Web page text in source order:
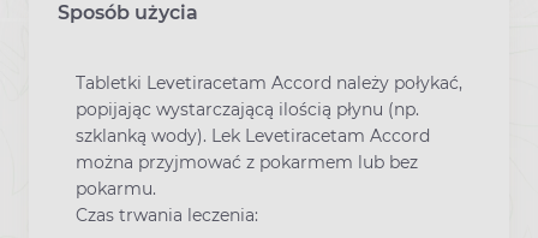
Sposób użycia
Tabletki Levetiracetam Accord należy połykać,
popijając wystarczającą ilością płynu (np.
szklanką wody). Lek Levetiracetam Accord
można przyjmować z pokarmem lub bez
pokarmu.
Czas trwania leczenia: